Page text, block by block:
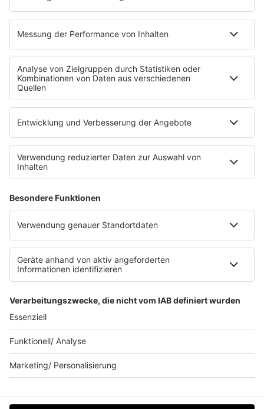
Aktionen & Events
90s90s Countdown
Empfang
90s90s App
Sonos
Service
FAQs
Kontakt
Datenschutz
Datenschutz Facebook & Instagram-Fanpage
Datenschutzeinstellungen
Allgemeine Teilnahmebedingungen
Werbung schalten
80s80s.de
© 90s90s - EINE MARKE DER REGIOCAST GMBH & Co. KG.